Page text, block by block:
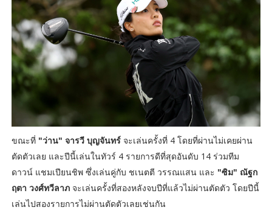
ขณะที่ "ว่าน" จารวี บุญจันทร์จะเล่นครั้งที่ 4 โดยที่ผ่านไม่เคยผ่าน
ตัดตัวเลย และปีนี้เล่นในทัวร์ 4 รายการดีที่สุดอันดับ 14 ร่วมทีม
ดาวน์ แชมเปียนชิพ ซึ่งเล่นคู่กับ ชเนตตี วรรณแสน และ "ซิม" ณัฐก
ฤตา วงศ์ทวีลาภจะเล่นครั้งที่สองหลังจบปีที่แล้วไม่ผ่านตัดตัว โดยปีนี้
เล่นไปสองรายการไม่ผ่านตัดตัวเลยเช่นกัน